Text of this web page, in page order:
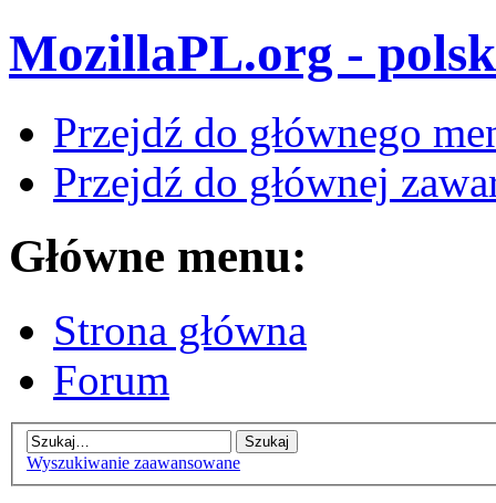
MozillaPL.org -
Przejdź do głównego
Przejdź do głównej
Główne menu:
Strona główna
Forum
Wyszukiwanie zaawansowane